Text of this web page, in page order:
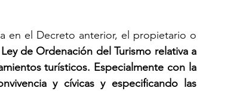
en el Decreto anterior, el propietario o
de Ordenación del Turismo relativa a
turísticos. Especialmente con la
y cívicas y especificando las